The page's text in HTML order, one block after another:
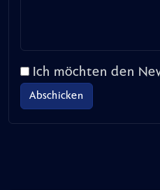
Ich möchten den